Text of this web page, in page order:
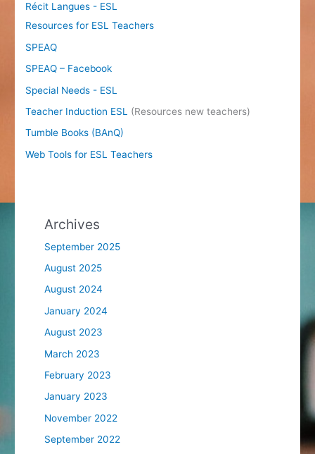
Récit Langues - ESL
Resources for ESL Teachers
SPEAQ
SPEAQ – Facebook
Special Needs - ESL
Teacher Induction ESL
(Resources new teachers)
Tumble Books (BAnQ)
Web Tools for ESL Teachers
Archives
September 2025
August 2025
August 2024
January 2024
August 2023
March 2023
February 2023
January 2023
November 2022
September 2022